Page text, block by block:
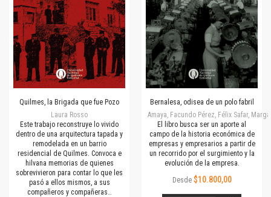
Quilmes, la Brigada que fue Pozo
Laura Rosso
Este trabajo reconstruye lo vivido
dentro de una arquitectura tapada y
remodelada en un barrio
residencial de Quilmes. Convoca e
hilvana memorias de quienes
sobrevivieron para contar lo que les
pasó a ellos mismos, a sus
compañeros y compañeras…
Bernalesa, odisea de un polo fabril
Amaya, Facundo Pérez, Félix Safar,
El libro busca ser un aporte al
campo de la historia económica de
empresas y empresarios a partir de
un recorrido por el surgimiento y la
evolución de la empresa.
Desde $10.800,00